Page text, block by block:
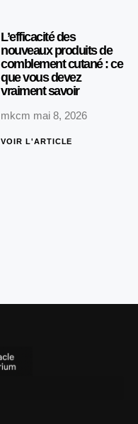
L’efficacité des
nouveaux produits de
comblement cutané : ce
que vous devez
vraiment savoir
mkcm mai 8, 2026
VOIR L'ARTICLE